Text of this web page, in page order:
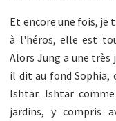
Et encore une fois, je
à l'héros, elle est
Alors Jung a une très
il dit au fond Sophia,
Ishtar. Ishtar
jardins, y compris